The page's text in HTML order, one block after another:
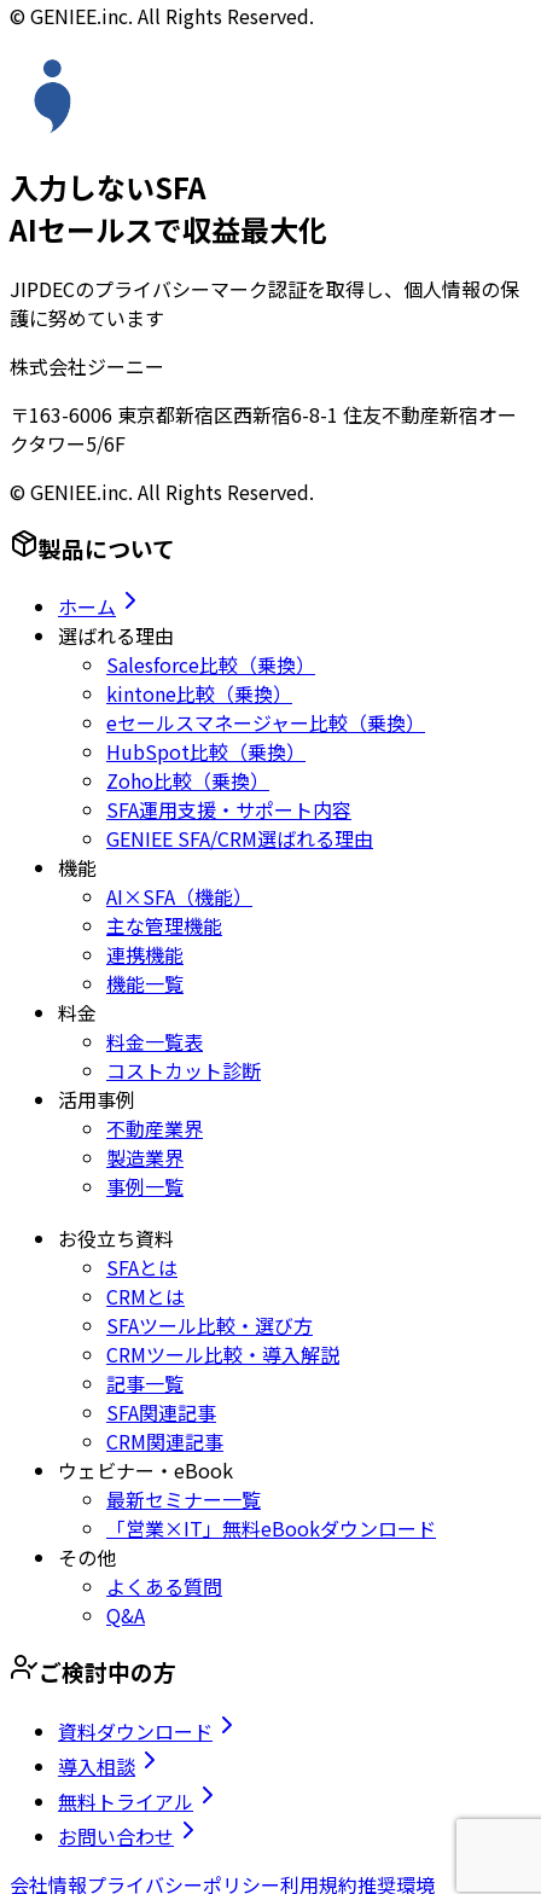
© GENIEE.inc. All Rights Reserved.
入力しないSFA
AIセールスで収益最大化
JIPDECのプライバシーマーク認証を取得し、個人情報の保
護に努めています
株式会社ジーニー
〒163-6006 東京都新宿区西新宿6-8-1 住友不動産新宿オー
クタワー5/6F
© GENIEE.inc. All Rights Reserved.
製品について
ホーム
選ばれる理由
Salesforce比較（乗換）
kintone比較（乗換）
eセールスマネージャー比較（乗換）
HubSpot比較（乗換）
Zoho比較（乗換）
SFA運用支援・サポート内容
GENIEE SFA/CRM選ばれる理由
機能
AI×SFA（機能）
主な管理機能
連携機能
機能一覧
料金
料金一覧表
コストカット診断
活用事例
不動産業界
製造業界
事例一覧
お役立ち資料
SFAとは
CRMとは
SFAツール比較・選び方
CRMツール比較・導入解説
記事一覧
SFA関連記事
CRM関連記事
ウェビナー・eBook
最新セミナー一覧
「営業×IT」無料eBookダウンロード
その他
よくある質問
Q&A
ご検討中の方
資料ダウンロード
導入相談
無料トライアル
お問い合わせ
会社情報プライバシーポリシー利用規約推奨環境